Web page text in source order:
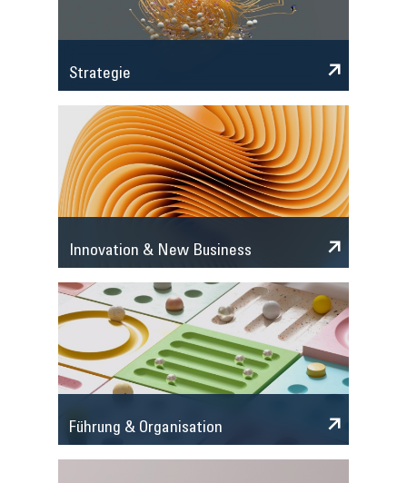
Strategie
Innovation & New Business
Führung & Organisation